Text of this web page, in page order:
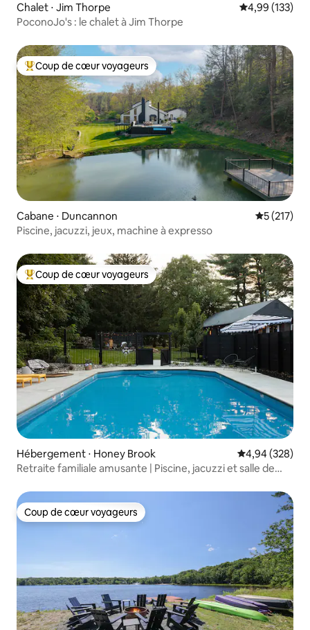
Chalet ⋅ Jim Thorpe Évaluation
4,99 (133)
PoconoJo's : le chalet à Jim Thorpe
Coups de cœur voyageurs les plus appréciés
Coup de cœur voyageurs
Cabane ⋅ Duncannon Évaluation
5 (217)
Piscine, jacuzzi, jeux, machine à expresso
Coups de cœur voyageurs les plus appréciés
Coup de cœur voyageurs
Hébergement ⋅ Honey Brook Évaluation
4,94 (328)
Retraite familiale amusante | Piscine, jacuzzi et salle de
Coup de cœur voyageurs
Coup de cœur voyageurs